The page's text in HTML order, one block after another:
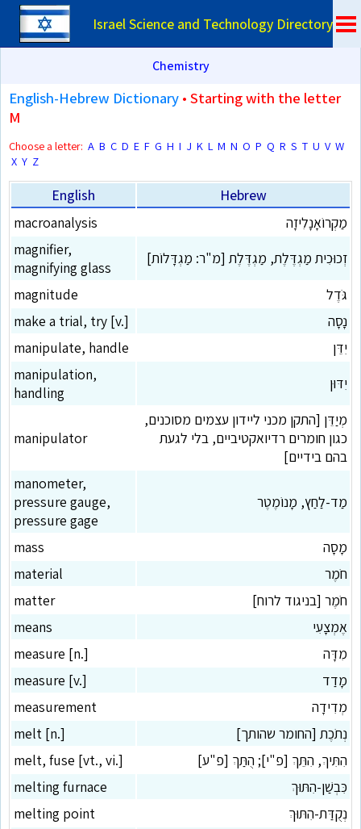
Israel Science and Technology Directory
Chemistry
English-Hebrew Dictionary • Starting with the letter
M
Choose a letter: A B C D E F G H I J K L M N O P Q R S T U V W
X Y Z
English
Hebrew
macroanalysis
מַקְרוֹאָנָלִיזָה
magnifier,
magnifying glass
זְכוּכִית מַגְדֶּלֶת, מַגְדֶּלֶת [מ"ר: מַגְדָּלוֹת]
magnitude
גֹּדֶל
make a trial, try [v.]
נָסָה
manipulate, handle
יִדֵּן
manipulation,
handling
יִדּוּן
manipulator
מְיַדֵּן [התקן מכני ליידון עצמים מסוכנים,
כגון חומרים רדיואקטיביים, בלי לגעת
בהם בידיים]
manometer,
pressure gauge,
pressure gage
מַד-לַחַץ, מָנוֹמֶטֶר
mass
מָסָה
material
חֹמֶר
matter
חֹמֶר [בניגוד לרוח]
means
אֶמְצָעִי
measure [n.]
מִדָּה
measure [v.]
מָדַד
measurement
מְדִידָה
melt [n.]
נְתֹכֶת [החומר שהותך]
melt, fuse [vt., vi.]
הִתִּיךְ, הִתֵּךְ [פ"י]; הֻתַּךְ [פ"ע]
melting furnace
כִּבְשַׁן-הִתּוּךְ
melting point
נְקֻדַּת-הִתּוּךְ